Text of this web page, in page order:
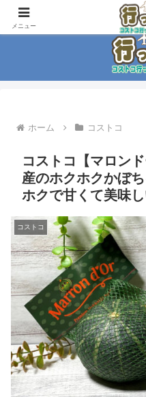
コストコ大好き家
ホーム コストコ
コストコ【マロン
産のホクホクかぼ
ホクで甘くて美味し
コストコ
メニュー